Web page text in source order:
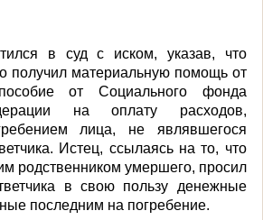
в суд с иском, указав, что
получил материальную помощь от
от Социального фонда
на оплату расходов,
лица, не являвшегося
Истец, ссылаясь на то, что
родственником умершего, просил
в свою пользу денежные
последним на погребение.